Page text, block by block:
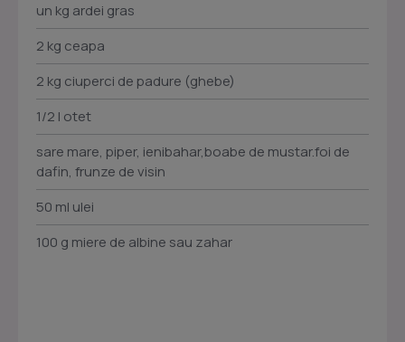
un kg ardei gras
2 kg ceapa
2 kg ciuperci de padure (ghebe)
1/2 l otet
sare mare, piper, ienibahar,boabe de mustar.foi de
dafin, frunze de visin
50 ml ulei
100 g miere de albine sau zahar